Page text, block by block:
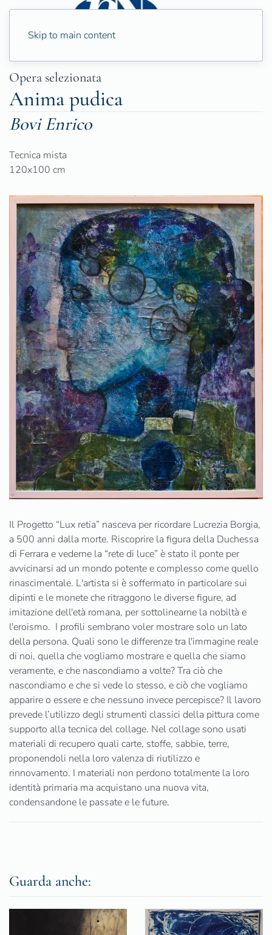
Skip to main content
Opera selezionata
Anima pudica
Bovi Enrico
Tecnica mista
120x100 cm
Ingrandisci
Il Progetto “Lux retia” nasceva per ricordare Lucrezia Borgia,
a 500 anni dalla morte. Riscoprire la figura della Duchessa
di Ferrara e vederne la “rete di luce” è stato il ponte per
avvicinarsi ad un mondo potente e complesso come quello
rinascimentale. L'artista si è soffermato in particolare sui
dipinti e le monete che ritraggono le diverse figure, ad
imitazione dell'età romana, per sottolinearne la nobiltà e
l'eroismo. I profili sembrano voler mostrare solo un lato
della persona. Quali sono le differenze tra l'immagine reale
di noi, quella che vogliamo mostrare e quella che siamo
veramente, e che nascondiamo a volte? Tra ciò che
nascondiamo e che si vede lo stesso, e ciò che vogliamo
apparire o essere e che nessuno invece percepisce? Il lavoro
prevede l’utilizzo degli strumenti classici della pittura come
supporto alla tecnica del collage. Nel collage sono usati
materiali di recupero quali carte, stoffe, sabbie, terre,
proponendoli nella loro valenza di riutilizzo e
rinnovamento. I materiali non perdono totalmente la loro
identità primaria ma acquistano una nuova vita,
condensandone le passate e le future.
Guarda anche: